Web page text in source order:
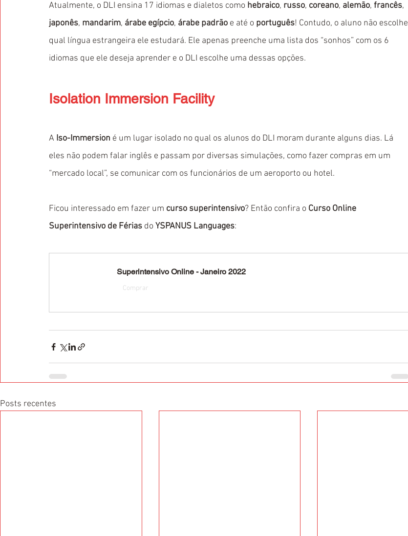
Atualmente, o DLI ensina 17 idiomas e dialetos como hebraico, russo, coreano, alemão, francês,
japonês, mandarim, árabe egípcio, árabe padrão e até o português! Contudo, o aluno não escolhe
qual língua estrangeira ele estudará. Ele apenas preenche uma lista dos “sonhos” com os 6
idiomas que ele deseja aprender e o DLI escolhe uma dessas opções.
Isolation Immersion Facility
A Iso-Immersion é um lugar isolado no qual os alunos do DLI moram durante alguns dias. Lá
eles não podem falar inglês e passam por diversas simulações, como fazer compras em um
“mercado local”, se comunicar com os funcionários de um aeroporto ou hotel.
Ficou interessado em fazer um curso superintensivo? Então confira o Curso Online
Superintensivo de Férias do YSPANUS Languages:
Superintensivo Online - Janeiro 2022
Comprar
Posts recentes